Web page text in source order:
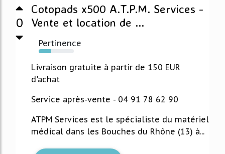
0
Cotopads x500 A.T.P.M. Services -
Vente et location de ...
Pertinence
35%
Livraison gratuite à partir de 150 EUR
d'achat
Service après-vente - 04 91 78 62 90
ATPM Services est le spécialiste du matériel
médical dans les Bouches du Rhône (13) à...